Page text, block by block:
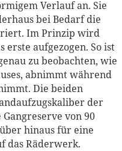
Verlauf an. Sie
bei Bedarf die
Im Prinzip wird
erste aufgezogen. So ist
zu beobachten, wie
abnimmt während
Die beiden
der
von 90
hinaus für eine
das Räderwerk.